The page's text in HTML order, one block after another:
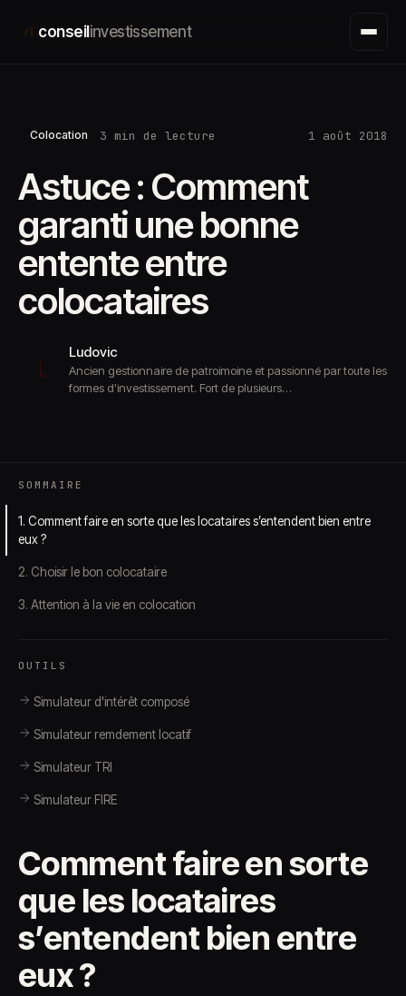
conseilinvestissement
Colocation 3 min de lecture 1 août 2018
Astuce : Comment
garanti une bonne
entente entre
colocataires
L
Ludovic
Ancien gestionnaire de patroimoine et passionné par toute les
formes d'investissement. Fort de plusieurs…
SOMMAIRE
1. Comment faire en sorte que les locataires s’entendent bien entre
eux ?
2. Choisir le bon colocataire
3. Attention à la vie en colocation
OUTILS
Simulateur d'intérêt composé
Simulateur remdement locatif
Simulateur TRI
Simulateur FIRE
Comment faire en sorte
que les locataires
s’entendent bien entre
eux ?